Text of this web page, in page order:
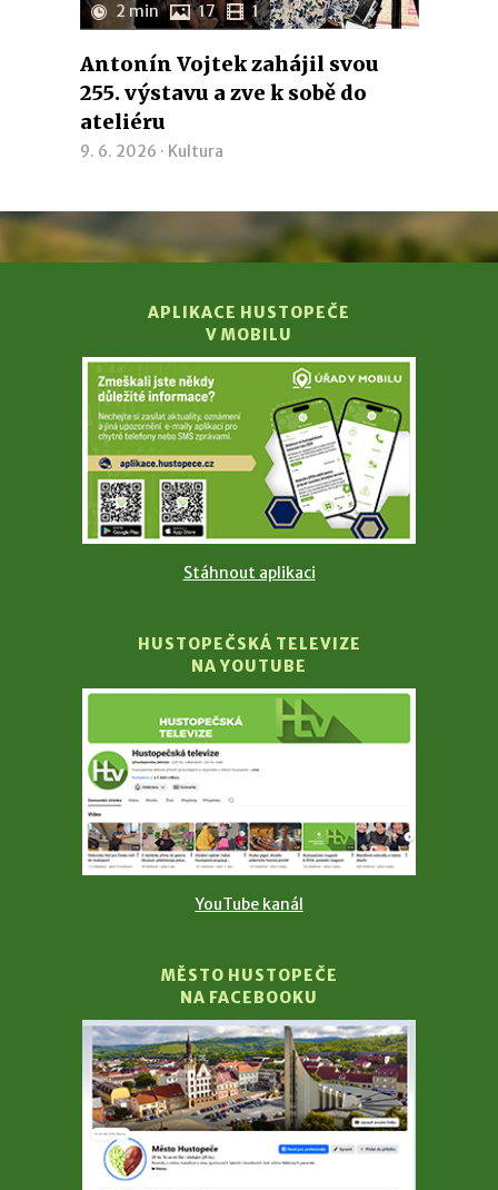
2 min 17 1
Antonín Vojtek zahájil svou
255. výstavu a zve k sobě do
ateliéru
9. 6. 2026 · Kultura
APLIKACE HUSTOPEČE
V MOBILU
Stáhnout aplikaci
HUSTOPEČSKÁ TELEVIZE
NA YOUTUBE
YouTube kanál
MĚSTO HUSTOPEČE
NA FACEBOOKU